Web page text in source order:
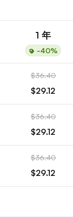
1 年
-40%
$36.40
$29.12
$36.40
$29.12
$36.40
$29.12